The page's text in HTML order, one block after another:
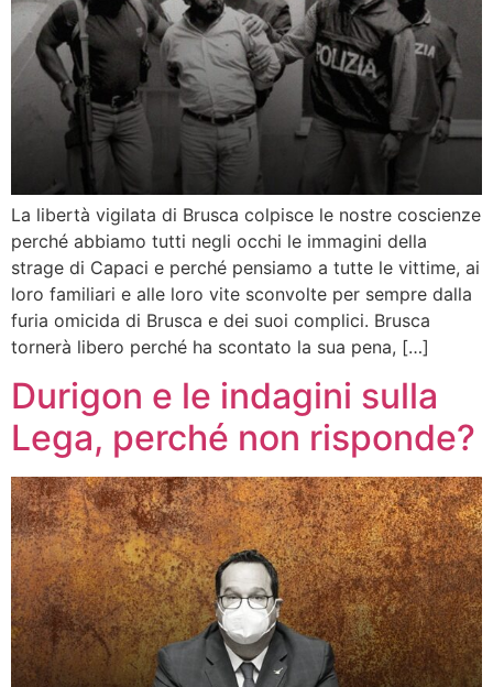
La libertà vigilata di Brusca colpisce le nostre coscienze
perché abbiamo tutti negli occhi le immagini della
strage di Capaci e perché pensiamo a tutte le vittime, ai
loro familiari e alle loro vite sconvolte per sempre dalla
furia omicida di Brusca e dei suoi complici. Brusca
tornerà libero perché ha scontato la sua pena, […]
Durigon e le indagini sulla
Lega, perché non risponde?